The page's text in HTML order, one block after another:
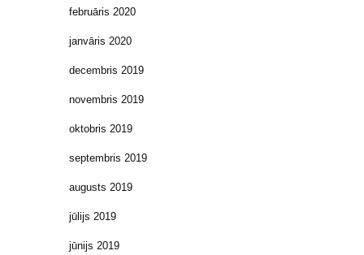
februāris 2020
janvāris 2020
decembris 2019
novembris 2019
oktobris 2019
septembris 2019
augusts 2019
jūlijs 2019
jūnijs 2019